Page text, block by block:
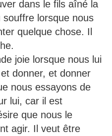
dans le fils aîné la
souffre lorsque nous
quelque chose. Il
joie lorsque nous lui
donner, et donner
nous essayons de
lui, car il est
que nous le
agir. Il veut être